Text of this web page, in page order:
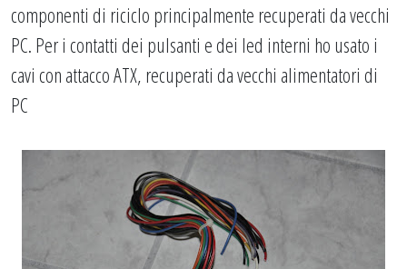
componenti di riciclo principalmente recuperati da vecchi
PC. Per i contatti dei pulsanti e dei led interni ho usato i
cavi con attacco ATX, recuperati da vecchi alimentatori di
PC